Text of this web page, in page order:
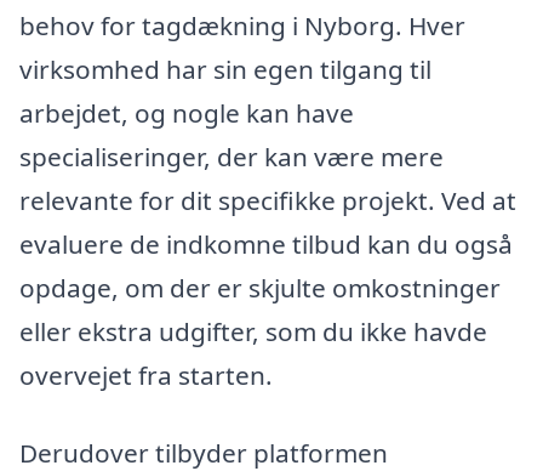
behov for tagdækning i Nyborg. Hver
virksomhed har sin egen tilgang til
arbejdet, og nogle kan have
specialiseringer, der kan være mere
relevante for dit specifikke projekt. Ved at
evaluere de indkomne tilbud kan du også
opdage, om der er skjulte omkostninger
eller ekstra udgifter, som du ikke havde
overvejet fra starten.
Derudover tilbyder platformen